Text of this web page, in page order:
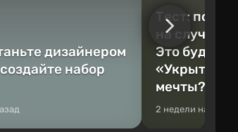
дизайнером
создайте набор
Тест:
на случай
Это будет
«Укрытие»
мечты?
2 недели назад